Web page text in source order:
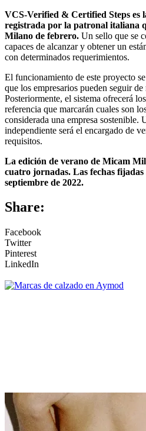
VCS-Verified & Certified Steps es
registrada por la patronal italiana
Milano de febrero. Un sello que se
capaces de alcanzar y obtener un
con determinados requerimientos.
El funcionamiento de este proyecto
que los empresarios pueden seguir
Posteriormente, el sistema ofrecerá
referencia que marcarán cuales son
considerada una empresa sostenible.
independiente será el encargado de
requisitos.
La edición de verano de Micam
cuatro jornadas. Las fechas fijadas
septiembre de 2022.
Share:
Facebook
Twitter
Pinterest
LinkedIn